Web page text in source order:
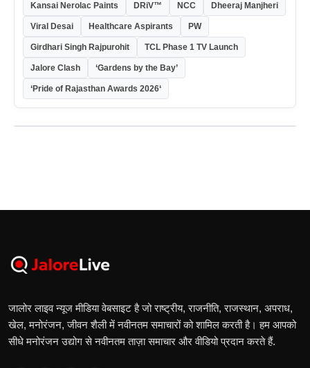
Kansai Nerolac Paints DRiV™ NCC Dheeraj Manjheri
Viral Desai Healthcare Aspirants PW
Girdhari Singh Rajpurohit TCL Phase 1 TV Launch
Jalore Clash ‘Gardens by the Bay’
‘Pride of Rajasthan Awards 2026‘
जालोर लाइव न्यूज मीडिया वेबसाइट है जो राष्ट्रीय, राजनीति, राजस्थान, अपराध,
खेल, मनोरंजन, जीवन शैली में नवीनतम समाचारों को शामिल करती है। हम आपको
सीधे मनोरंजन उद्योग से नवीनतम ताज़ा समाचार और वीडियो प्रदान करते हैं.